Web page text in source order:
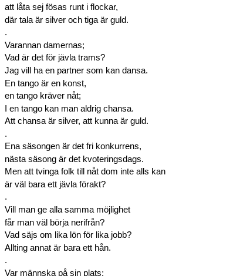
att låta sej fösas runt i flockar,
där tala är silver och tiga är guld.
.
Varannan damernas;
Vad är det för jävla trams?
Jag vill ha en partner som kan dansa.
En tango är en konst,
en tango kräver nåt;
I en tango kan man aldrig chansa.
Att chansa är silver, att kunna är guld.
.
Ena säsongen är det fri konkurrens,
nästa säsong är det kvoteringsdags.
Men att tvinga folk till nåt dom inte alls kan
är väl bara ett jävla förakt?
.
Vill man ge alla samma möjlighet
får man väl börja nerifrån?
Vad säjs om lika lön för lika jobb?
Allting annat är bara ett hån.
.
Var männska på sin plats;